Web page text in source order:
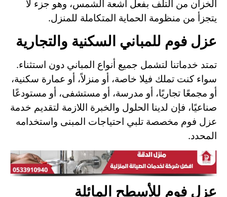
الخزان من التلف بفعل أشعة الشمس، وهو جزء لا
يتجزأ من منظومة الحماية المتكاملة للمنزل.
عزل فوم للمباني السكنية والتجارية
تمتد خدماتنا لتشمل جميع أنواع المباني دون استثناء.
سواء كنت تملك فيلا خاصة، أو منزلاً، أو عمارة سكنية،
أو مجمعًا تجاريًا، أو مدرسة، أو مستشفى، أو مستودعًا
صناعيًا، فإن لدينا الحلول والخبرة اللازمة لتقديم خدمة
عزل فوم مخصصة تلبي احتياجات المبنى واستخدامه
المحدد.
عزل فوم للأسطح المائلة